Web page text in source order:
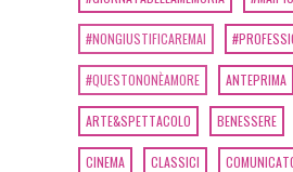
#NONGIUSTIFICAREMAI
#QUESTONONÈAMORE ANTEPRIMA
ARTE&SPETTACOLO BENESSERE
CINEMA CLASSICI